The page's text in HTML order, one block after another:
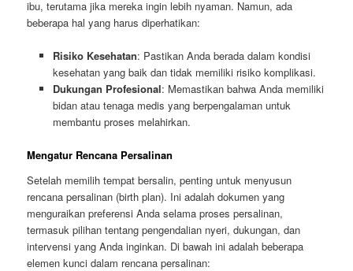
ibu, terutama jika mereka ingin lebih nyaman. Namun, ada
beberapa hal yang harus diperhatikan:
Risiko Kesehatan: Pastikan Anda berada dalam kondisi
kesehatan yang baik dan tidak memiliki risiko komplikasi.
Dukungan Profesional: Memastikan bahwa Anda memiliki
bidan atau tenaga medis yang berpengalaman untuk
membantu proses melahirkan.
Mengatur Rencana Persalinan
Setelah memilih tempat bersalin, penting untuk menyusun
rencana persalinan (birth plan). Ini adalah dokumen yang
menguraikan preferensi Anda selama proses persalinan,
termasuk pilihan tentang pengendalian nyeri, dukungan, dan
intervensi yang Anda inginkan. Di bawah ini adalah beberapa
elemen kunci dalam rencana persalinan: